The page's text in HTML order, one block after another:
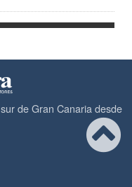
de Gran Canaria desde